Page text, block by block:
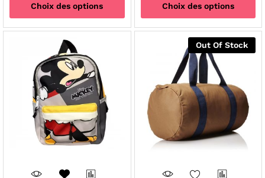
Choix des options
plusieurs
variations.
options
peuvent
choisies
18,91 €
à
20,45 €
Choix des options
variations.
Les
options
peuvent
être
choisies
Out Of Stock